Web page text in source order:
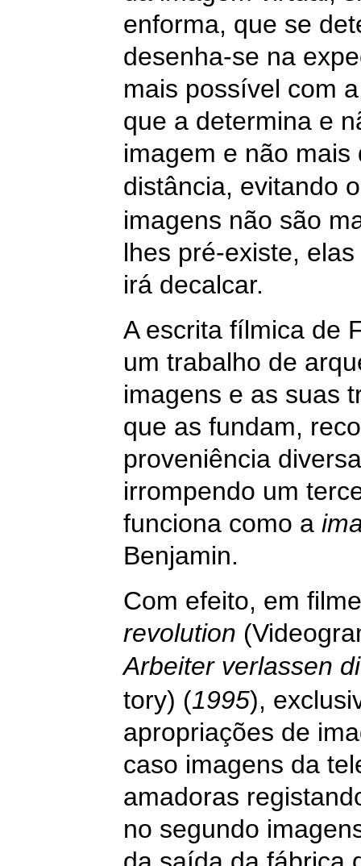
enforma, que se
desenha-se na
mais possível com
que a determina e
imagem e não
distância, evitando
imagens não são
lhes pré-existe,
irá decalcar.
A escrita fílmica de
um trabalho de
imagens e as suas
que as fundam,
proveniência
irrompendo um
funciona como a
Benjamin.
Com efeito, em
revolution
Arbeiter verlassen
tory) (1995),
apropriações de
caso imagens da
amadoras
no segundo